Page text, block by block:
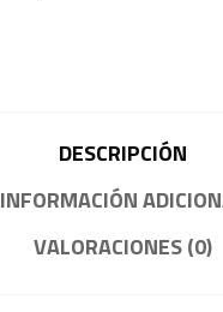
DESCRIPCIÓN
INFORMACIÓN
VALORACIONES (0)